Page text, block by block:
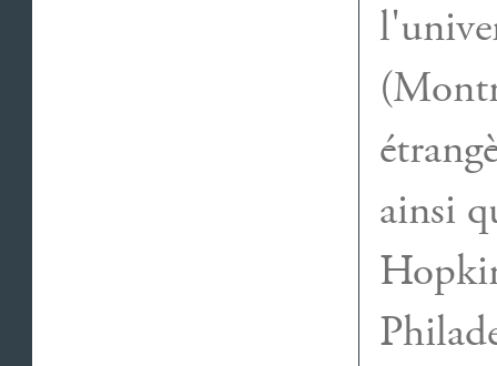
ainsi